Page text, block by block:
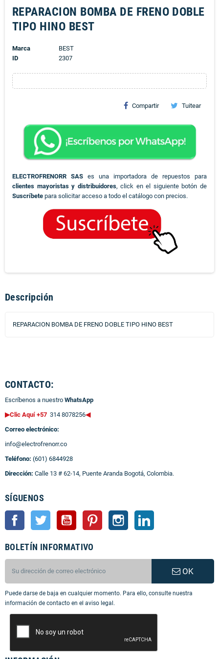
REPARACION BOMBA DE FRENO DOBLE
TIPO HINO BEST
Marca
BEST
ID
2307
Compartir Tuitear
ELECTROFRENORR SAS es una importadora de repuestos para
clientes mayoristas y distribuidores, click en el siguiente botón de
Suscríbete para solicitar acceso a todo el catálogo con precios.
Descripción
REPARACION BOMBA DE FRENO DOBLE TIPO HINO BEST
CONTACTO:
Escríbenos a nuestro WhatsApp
▶Clic Aquí +57 314 8078256◀
Correo electrónico:
info@electrofrenorr.co
Teléfono: (601) 6844928
Dirección: Calle 13 # 62-14, Puente Aranda Bogotá, Colombia.
SÍGUENOS
Facebook Twitter YouTube Pinterest Instagram
BOLETÍN INFORMATIVO
OK
Puede darse de baja en cualquier momento. Para ello, consulte nuestra
información de contacto en el aviso legal.